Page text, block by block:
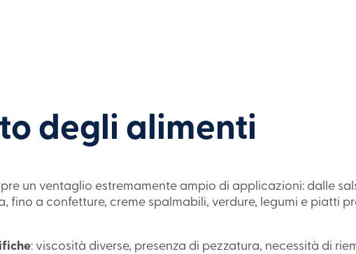
degli alimenti
un ventaglio estremamente ampio di applicazioni: dalle
fino a confetture, creme spalmabili, verdure, legumi e piatti
: viscosità diverse, presenza di pezzatura, necessità di